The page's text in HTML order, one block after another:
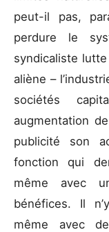
peut-il pas,
perdure le
syndicaliste
aliène –
sociétés
augmentation
publicité son
fonction qui
même avec
bénéfices. Il
même avec